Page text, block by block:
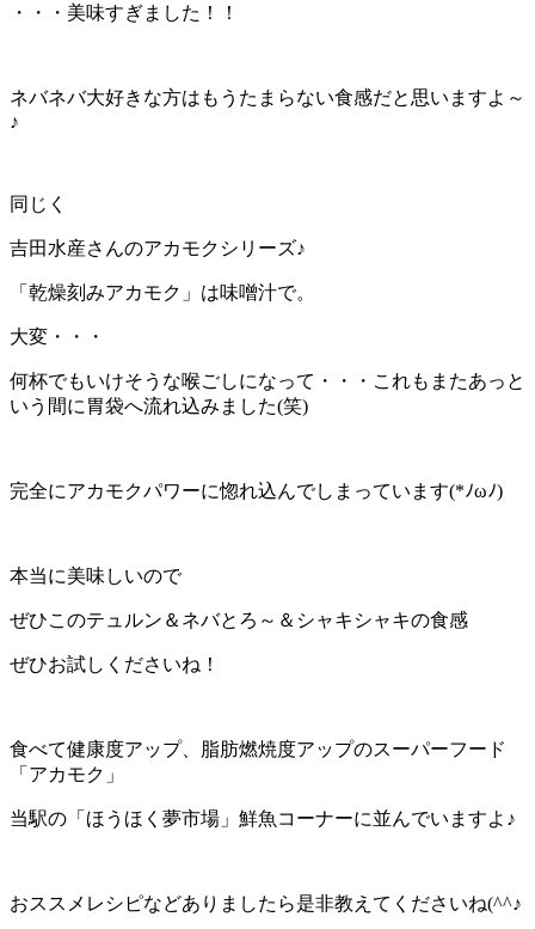
・・・美味すぎました！！
ネバネバ大好きな方はもうたまらない食感だと思いますよ～
♪
同じく
吉田水産さんのアカモクシリーズ♪
「乾燥刻みアカモク」は味噌汁で。
大変・・・
何杯でもいけそうな喉ごしになって・・・これもまたあっと
いう間に胃袋へ流れ込みました(笑)
完全にアカモクパワーに惚れ込んでしまっています(*ﾉωﾉ)
本当に美味しいので
ぜひこのテュルン＆ネバとろ～＆シャキシャキの食感
ぜひお試しくださいね！
食べて健康度アップ、脂肪燃焼度アップのスーパーフード
「アカモク」
当駅の「ほうほく夢市場」鮮魚コーナーに並んでいますよ♪
おススメレシピなどありましたら是非教えてくださいね(^^♪